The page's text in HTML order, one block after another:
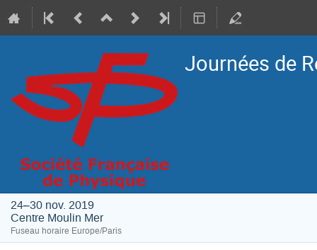
Journées de
24–30 nov. 2019
Centre Moulin Mer
Fuseau horaire Europe/Paris